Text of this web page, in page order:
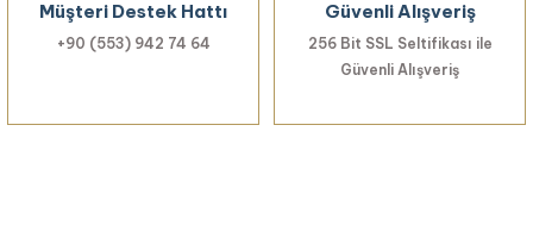
Müşteri Destek Hattı
+90 (553) 942 74 64
Güvenli Alışveriş
256 Bit SSL Seltifikası ile
Güvenli Alışveriş